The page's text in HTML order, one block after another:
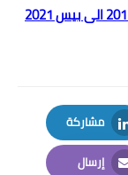
اصغر باتش لتحويل لعبة بيس 2013 الى بيس 2021
مشاركة
LinkedIn
إرسال